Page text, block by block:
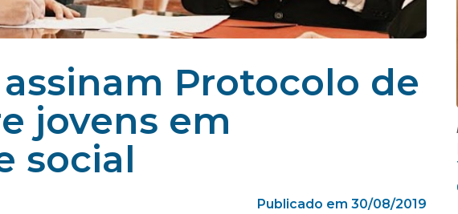
Protocolo de
jovens em
social
Publicado em 30/08/2019